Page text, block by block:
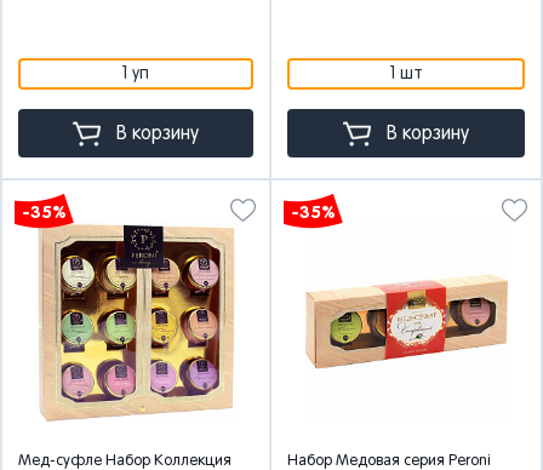
1 уп
В корзину
1 шт
В корзину
-35%
Мед-суфле Набор Коллекция
-35%
Набор Медовая серия Peroni